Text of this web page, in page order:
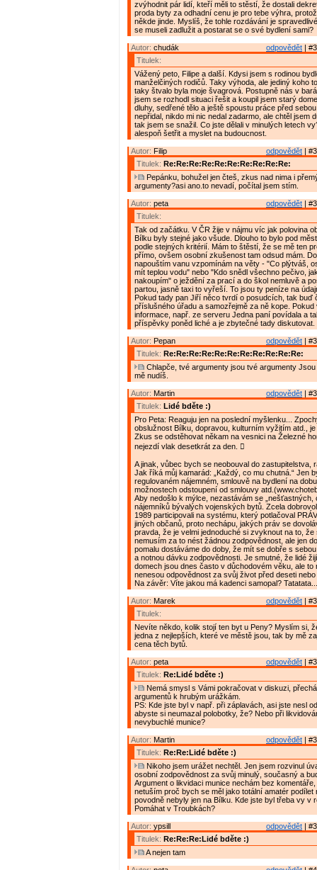
zvýhodnit pár lidí, kteří měli to stěstí, že dostali
proda byty za odhadní cenu je pro tebe výhra,
někde jinde. Myslíš, že tohle rozdávání je
se museli zadlužit a postarat se o své bydlení sami?
odpovědět |
Autor: chudák
Titulek:
Vážený peto, Filipe a další. Kdysi jsem s rodinou
manželčiných rodičů. Taky výhoda, ale jediný koho
taky štvalo byla moje švagrová. Postupně nás v
jsem se rozhodl situaci řešit a koupil jsem starý
dluhy, sedřené tělo a ještě spoustu práce před
nepřidal, nikdo mi nic nedal zadarmo, ale chtěl jsem
tak jsem se snažil. Co jste dělali v minulých letech
alespoň šetřit a myslet na budoucnost.
odpovědět |
Autor: Filip
Titulek: Re:Re:Re:Re:Re:Re:Re:Re:Re:Re:
Pepánku, bohužel jen čteš, zkus nad nima i
argumenty?asi ano.to nevadí, počítal jsem stím.
odpovědět |
Autor: peta
Titulek:
Tak od začátku. V ČR žije v nájmu víc jak polovina
Bílku byly stejné jako všude. Dlouho to bylo pod
podle stejných kritérií. Mám to štěstí, že se mě ten
přímo, ovšem osobní zkušenost tam odsud mám.
napouštím vanu vzpomínám na věty - "Co plýtváš,
mít teplou vodu" nebo "Kdo snědl všechno pečivo,
nakoupím" o ježdění za prací a do škol nemluvě a
partou, jasně taxi to vyřeší. To jsou ty peníze na
Pokud tady pan Jiří něco tvrdí o posudcích, tak buď
příslušného úřadu a samozřejmě za ně kope. Pokud
informace, např. ze serveru Jedna paní povídala a
příspěvky poněd liché a je zbytečné tady diskutovat.
odpovědět |
Autor: Pepan
Titulek: Re:Re:Re:Re:Re:Re:Re:Re:Re:Re:Re:
Chlapče, tvé argumenty jsou tvé argumenty
mě nudíš.
odpovědět |
Autor: Martin
Titulek: Lidé bděte :)
Pro Peta: Reaguju jen na poslední myšlenku...
obslužnost Bílku, dopravou, kulturním vyžitím atd.,
Zkus se odstěhovat někam na vesnici na Železné
nejezdí vlak desetkrát za den. 
A jinak, vůbec bych se neobouval do zastupitelstva,
Jak říká můj kamarád: „Každý, co mu chutná.“ Jen
regulovaném nájemném, smlouvě na bydlení na
možnostech odstoupení od smlouvy
Aby nedošlo k mýlce, nezastávám se „nešťastných,
nájemníků bývalých vojenských bytů. Zcela
1989 participovali na systému, který potlačoval
jiných občanů, proto nechápu, jakých práv se
pravda, že je velmi jednoduché si zvyknout na to, že
nemusím za to nést žádnou zodpovědnost, ale jen
pomalu dostáváme do doby, že mít se dobře s
a notnou dávku zodpovědnosti. Je smutné, že lidé
domech jsou dnes často v důchodovém věku, ale to
nenesou odpovědnost za svůj život před deseti nebo
Na závěr: Víte jakou má kadenci samopal?
odpovědět |
Autor: Marek
Titulek:
Nevíte někdo, kolik stojí ten byt u Peny? Myslím si,
jedna z nejlepších, které ve městě jsou, tak by mě
cena těch bytů.
odpovědět |
Autor: peta
Titulek: Re:Lidé bděte :)
Nemá smysl s Vámi pokračovat v diskuzi,
argumentů k hrubým urážkám.
PS: Kde jste byl v např. při záplavách, asi jste nesl
abyste si neumazal polobotky, že? Nebo při
nevybuchlé munice?
odpovědět |
Autor: Martin
Titulek: Re:Re:Lidé bděte :)
Nikoho jsem urážet nechtěl. Jen jsem rozvinul
osobní zodpovědnost za svůj minulý, současný a
Argument o likvidaci munice nechám bez
netuším proč bych se měl jako totální amatér podílet
povodně nebyly jen na Bílku. Kde jste byl třeba vy v
Pomáhat v Troubkách?
odpovědět |
Autor: ypsill
Titulek: Re:Re:Re:Lidé bděte :)
A nejen tam